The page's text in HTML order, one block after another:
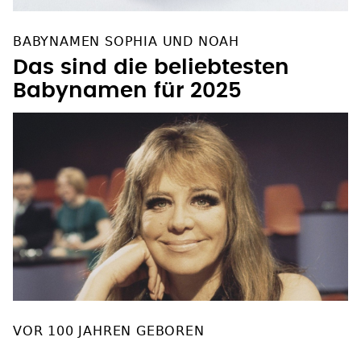
BABYNAMEN SOPHIA UND NOAH
Das sind die beliebtesten
Babynamen für 2025
VOR 100 JAHREN GEBOREN